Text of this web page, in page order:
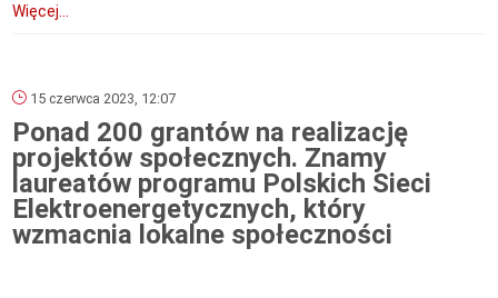
Więcej...
15 czerwca 2023, 12:07
Ponad 200 grantów na realizację
projektów społecznych. Znamy
laureatów programu Polskich Sieci
Elektroenergetycznych, który
wzmacnia lokalne społeczności